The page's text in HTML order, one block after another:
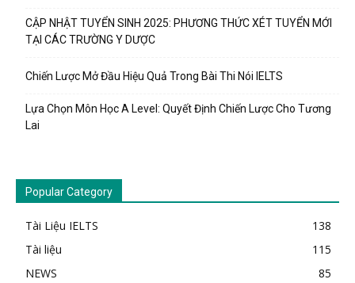
CẬP NHẬT TUYỂN SINH 2025: PHƯƠNG THỨC XÉT TUYỂN MỚI
TẠI CÁC TRƯỜNG Y DƯỢC
Chiến Lược Mở Đầu Hiệu Quả Trong Bài Thi Nói IELTS
Lựa Chọn Môn Học A Level: Quyết Định Chiến Lược Cho Tương
Lai
Popular Category
Tài Liệu IELTS
138
Tài liệu
115
NEWS
85